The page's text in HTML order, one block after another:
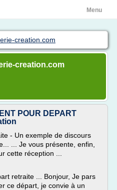
Menu
creation.com
creation.com
POUR DEPART
- Un exemple de discours
... Je vous présente, enfin,
cette réception ...
retraite ... Bonjour, Je pars
ce départ, je convie à un